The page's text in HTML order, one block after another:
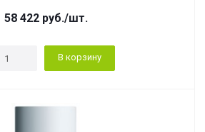
58 422руб./шт.
В корзину